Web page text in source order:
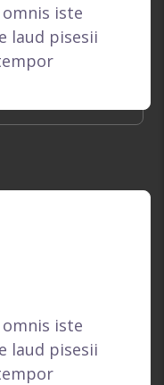
iste
laud pisesii
iste
laud pisesii